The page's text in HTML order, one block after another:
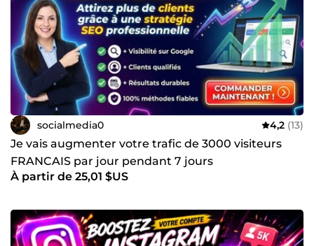
socialmedia0 4,2 (13)
Je vais augmenter votre trafic de 3000 visiteurs
FRANCAIS par jour pendant 7 jours
À partir de 25,01 $US